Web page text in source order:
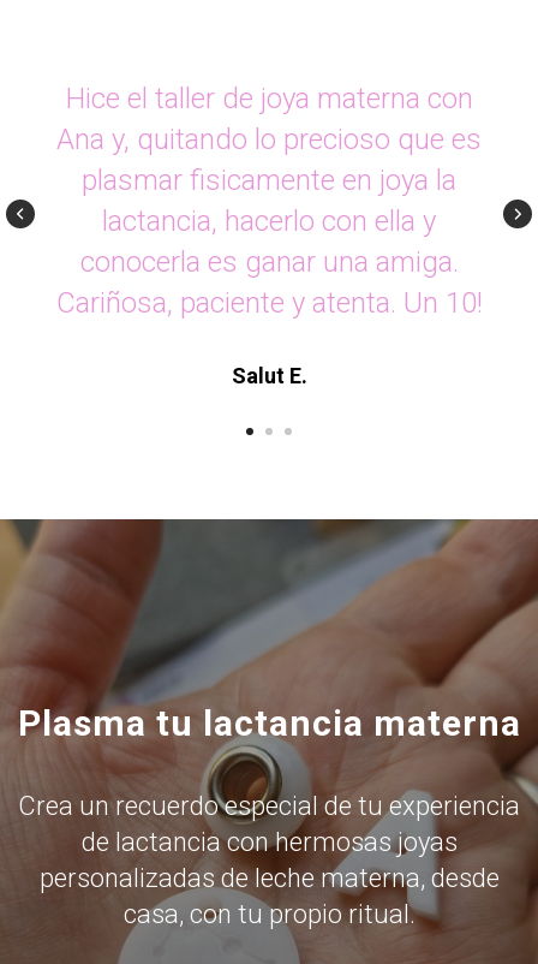
Hice el taller de joya materna con
Ana y, quitando lo precioso que es
plasmar fisicamente en joya la
lactancia, hacerlo con ella y
conocerla es ganar una amiga.
Cariñosa, paciente y atenta. Un 10!
Salut E.
Plasma tu lactancia materna
Crea un recuerdo especial de tu experiencia
de lactancia con hermosas joyas
personalizadas de leche materna, desde
casa, con tu propio ritual.